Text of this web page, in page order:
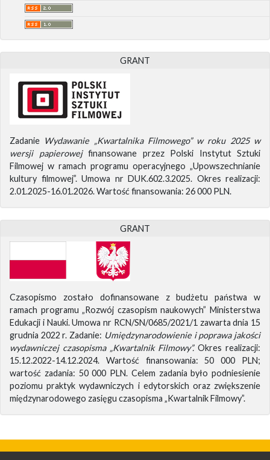
GRANT
Zadanie Wydawanie „Kwartalnika Filmowego” w roku 2025 w
wersji papierowejfinansowane przez Polski Instytut Sztuki
Filmowej w ramach programu operacyjnego „Upowszechnianie
kultury filmowej”. Umowa nr DUK.602.3.2025. Okres realizacji:
2.01.2025-16.01.2026. Wartość finansowania: 26 000 PLN.
GRANT
Czasopismo zostało dofinansowane z budżetu państwa w
ramach programu „Rozwój czasopism naukowych” Ministerstwa
Edukacji i Nauki. Umowa nr RCN/SN/0685/2021/1 zawarta dnia 15
grudnia 2022 r. Zadanie: Umiędzynarodowienie i poprawa jakości
wydawniczej czasopisma „Kwartalnik Filmowy”.Okres realizacji:
15.12.2022-14.12.2024. Wartość finansowania: 50 000 PLN;
wartość zadania: 50 000 PLN. Celem zadania było podniesienie
poziomu praktyk wydawniczych i edytorskich oraz zwiększenie
międzynarodowego zasięgu czasopisma „Kwartalnik Filmowy”.